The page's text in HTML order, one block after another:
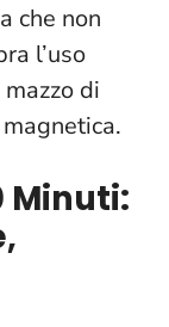
che non
l’uso
di
Minuti: